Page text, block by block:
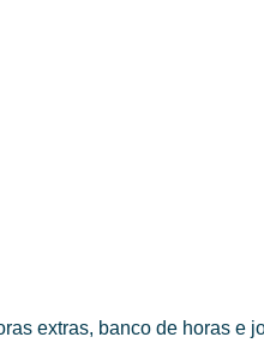
extras, banco de horas e